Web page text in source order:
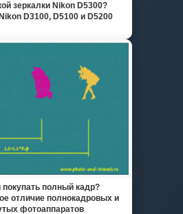
зеркалки Nikon D5300?
D3100, D5100 и D5200
полный кадр?
отличие полнокадровых и
фотоаппаратов